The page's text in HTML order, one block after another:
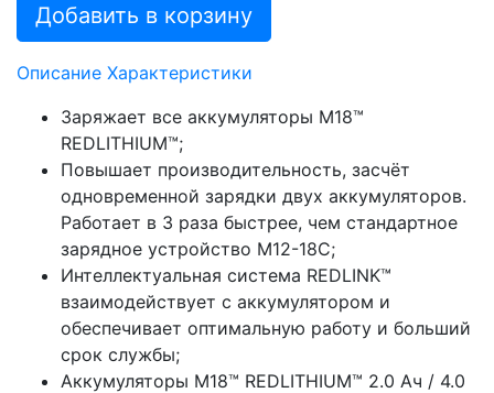
Добавить в корзину
Описание Характеристики
Заряжает все аккумуляторы M18™
REDLITHIUM™;
Повышает производительность, засчёт
одновременной зарядки двух аккумуляторов.
Работает в 3 раза быстрее, чем стандартное
зарядное устройство M12-18C;
Интеллектуальная система REDLINK™
взаимодействует с аккумулятором и
обеспечивает оптимальную работу и больший
срок службы;
Аккумуляторы M18™ REDLITHIUM™ 2.0 Ач / 4.0